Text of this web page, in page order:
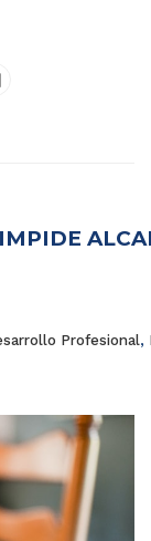
Profesional,